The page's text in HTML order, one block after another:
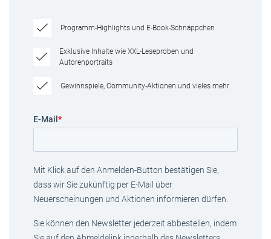
Programm-Highlights und E-Book-Schnäppchen
Exklusive Inhalte wie XXL-Leseproben und
Autorenportraits
Gewinnspiele, Community-Aktionen und vieles mehr
E-Mail *
Mit Klick auf den Anmelden-Button bestätigen Sie,
dass wir Sie zukünftig per E-Mail über
Neuerscheinungen und Aktionen informieren dürfen.
Sie können den Newsletter jederzeit abbestellen, indem